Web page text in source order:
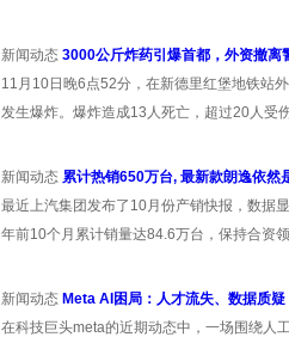
新闻动态 3000公斤炸药引爆首都，外资撤离
11月10日晚6点52分，在新德里红堡地铁站
发生爆炸。爆炸造成13人死亡，超过20人受
新闻动态 累计热销650万台, 最新款朗逸依然
最近上汽集团发布了10月份产销快报，数据
年前10个月累计销量达84.6万台，保持合资
新闻动态 Meta AI困局：人才流失、数据质疑
在科技巨头meta的近期动态中，一场围绕人